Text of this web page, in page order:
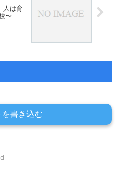
人は育
〜
を書き込む